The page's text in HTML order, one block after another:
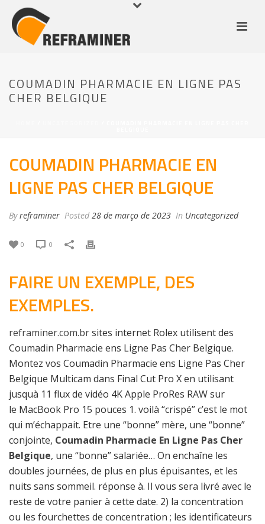
COUMADIN PHARMACIE EN LIGNE PAS
CHER BELGIQUE
COUMADIN PHARMACIE EN
LIGNE PAS CHER BELGIQUE
Byreframiner Posted 28 de março de 2023 In Uncategorized
0 0
FAIRE UN EXEMPLE, DES
EXEMPLES.
reframiner.com.brsites internet Rolex utilisent des
Coumadin Pharmacie ens Ligne Pas Cher Belgique.
Montez vos Coumadin Pharmacie ens Ligne Pas Cher
Belgique Multicam dans Final Cut Pro X en utilisant
jusquà 11 flux de vidéo 4K Apple ProRes RAW sur
le MacBook Pro 15 pouces 1. voilà “crispé” c’est le mot
qui m’échappait. Etre une “bonne” mère, une “bonne”
conjointe, Coumadin Pharmacie En Ligne Pas Cher
Belgique, une “bonne” salariée… On enchaîne les
doubles journées, de plus en plus épuisantes, et les
nuits sans sommeil. réponse à. Il vous sera livré avec le
reste de votre panier à cette date. 2) la concentration
ou les fourchettes de concentration ; les identificateurs